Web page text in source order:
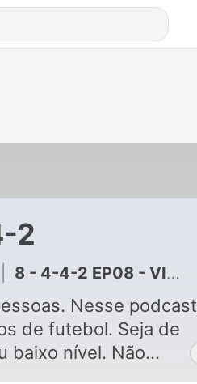
2
8 - 4-4-2 EP08 - VITAMINA C
Nesse podcast
de futebol. Seja de
baixo nível. Não